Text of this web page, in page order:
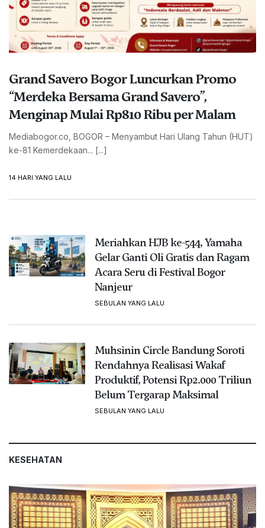
Grand Savero Bogor Luncurkan Promo
“Merdeka Bersama Grand Savero”,
Menginap Mulai Rp810 Ribu per Malam
Mediabogor.co, BOGOR – Menyambut Hari Ulang Tahun (HUT)
ke-81 Kemerdekaan... [...]
14 HARI YANG LALU
Meriahkan HJB ke-544, Yamaha
Gelar Ganti Oli Gratis dan Ragam
Acara Seru di Festival Bogor
Nanjeur
SEBULAN YANG LALU
Muhsinin Circle Bandung Soroti
Rendahnya Realisasi Wakaf
Produktif, Potensi Rp2.000 Triliun
Belum Tergarap Maksimal
SEBULAN YANG LALU
KESEHATAN